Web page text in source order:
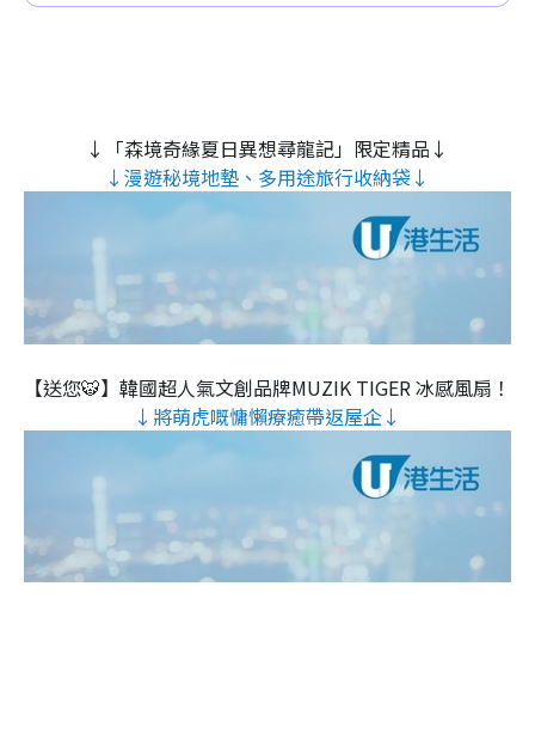
↓「森境奇緣夏日異想尋龍記」限定精品↓
↓漫遊秘境地墊、多用途旅行收納袋↓
【送您🐯】韓國超人氣文創品牌MUZIK TIGER 冰感風扇！
↓將萌虎嘅慵懶療癒帶返屋企↓